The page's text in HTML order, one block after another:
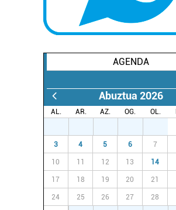
AGENDA
Abuztua 2026
AL. AR. AZ. OG. OL.
3 4 5 6 7
10 11 12 13 14
17 18 19 20 21
24 25 26 27 28